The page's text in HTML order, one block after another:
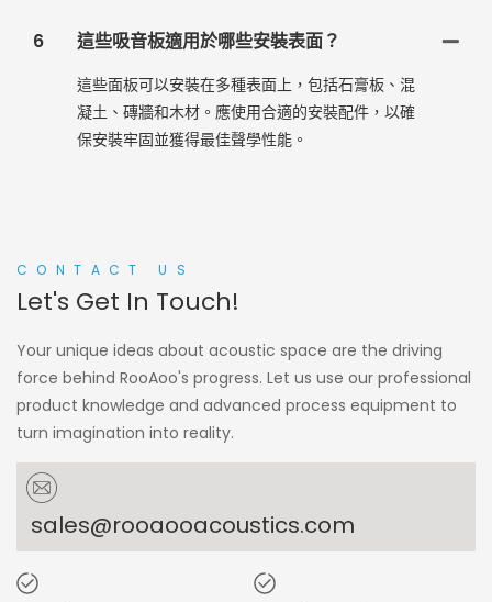
6 這些吸音板適用於哪些安裝表面？
這些面板可以安裝在多種表面上，包括石膏板、混
凝土、磚牆和木材。應使用合適的安裝配件，以確
保安裝牢固並獲得最佳聲學性能。
CONTACT US
Let's Get In Touch!
Your unique ideas about acoustic space are the driving
force behind RooAoo's progress. Let us use our professional
product knowledge and advanced process equipment to
turn imagination into reality.
sales@rooaooacoustics.com